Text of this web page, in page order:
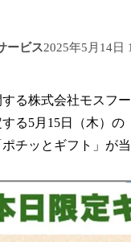
ービス2025年5月14日
る株式会社モスフ
る5月15日（木）
チッとギフト」が